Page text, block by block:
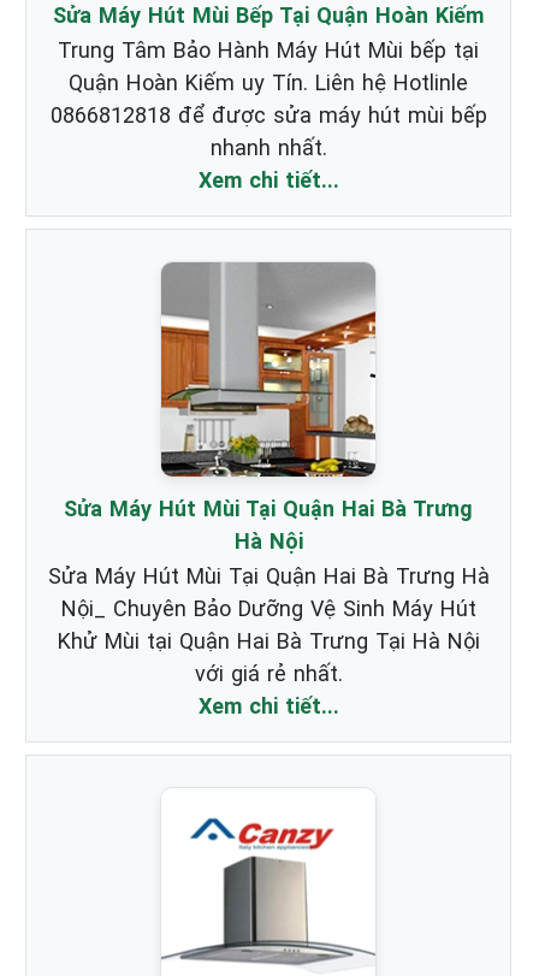
Sửa Máy Hút Mùi Bếp Tại Quận Hoàn Kiếm
Trung Tâm Bảo Hành Máy Hút Mùi bếp tại
Quận Hoàn Kiếm uy Tín. Liên hệ Hotlinle
0866812818 để được sửa máy hút mùi bếp
nhanh nhất.
Xem chi tiết...
Sửa Máy Hút Mùi Tại Quận Hai Bà Trưng
Hà Nội
Sửa Máy Hút Mùi Tại Quận Hai Bà Trưng Hà
Nội_ Chuyên Bảo Dưỡng Vệ Sinh Máy Hút
Khử Mùi tại Quận Hai Bà Trưng Tại Hà Nội
với giá rẻ nhất.
Xem chi tiết...